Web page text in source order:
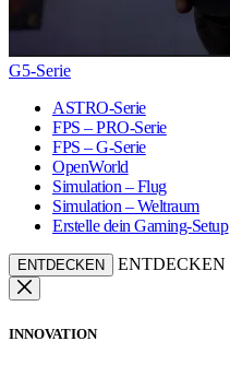
G5-Serie
ASTRO-Serie
FPS – PRO-Serie
FPS – G-Serie
OpenWorld
Simulation – Flug
Simulation – Weltraum
Erstelle dein Gaming-Setup
ENTDECKEN ENTDECKEN
INNOVATION